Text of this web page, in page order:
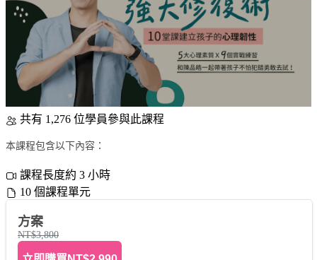
共有 1,276 位學員參與此課程
本課程包含以下內容：
課程長度約 3 小時
10 個課程單元
方案
NT$3,800